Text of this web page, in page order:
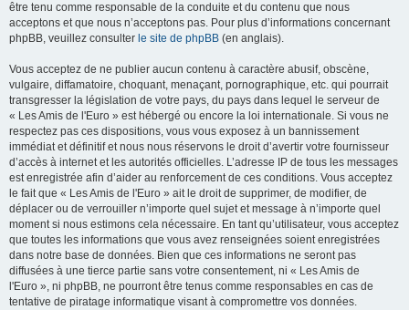
être tenu comme responsable de la conduite et du contenu que nous
acceptons et que nous n’acceptons pas. Pour plus d’informations concernant
phpBB, veuillez consulter le site de phpBB (en anglais).
Vous acceptez de ne publier aucun contenu à caractère abusif, obscène,
vulgaire, diffamatoire, choquant, menaçant, pornographique, etc. qui pourrait
transgresser la législation de votre pays, du pays dans lequel le serveur de
« Les Amis de l'Euro » est hébergé ou encore la loi internationale. Si vous ne
respectez pas ces dispositions, vous vous exposez à un bannissement
immédiat et définitif et nous nous réservons le droit d’avertir votre fournisseur
d’accès à internet et les autorités officielles. L’adresse IP de tous les messages
est enregistrée afin d’aider au renforcement de ces conditions. Vous acceptez
le fait que « Les Amis de l'Euro » ait le droit de supprimer, de modifier, de
déplacer ou de verrouiller n’importe quel sujet et message à n’importe quel
moment si nous estimons cela nécessaire. En tant qu’utilisateur, vous acceptez
que toutes les informations que vous avez renseignées soient enregistrées
dans notre base de données. Bien que ces informations ne seront pas
diffusées à une tierce partie sans votre consentement, ni « Les Amis de
l'Euro », ni phpBB, ne pourront être tenus comme responsables en cas de
tentative de piratage informatique visant à compromettre vos données.